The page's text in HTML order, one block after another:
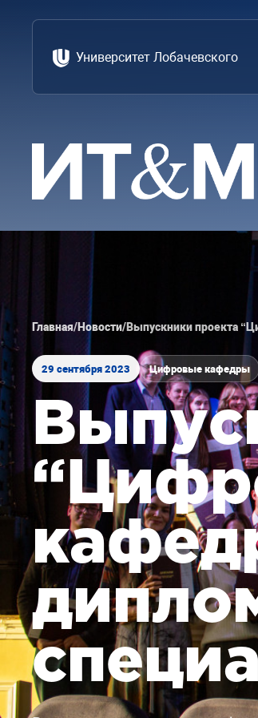
Университет Лобачевского
Главная/Новости/Выпускники проекта
29 сентября 2023 Цифровые кафедры